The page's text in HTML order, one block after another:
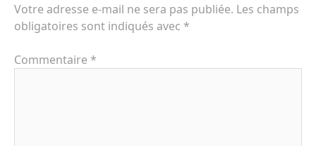
Votre adresse e-mail ne sera pas publiée. Les champs
obligatoires sont indiqués avec *
Commentaire *